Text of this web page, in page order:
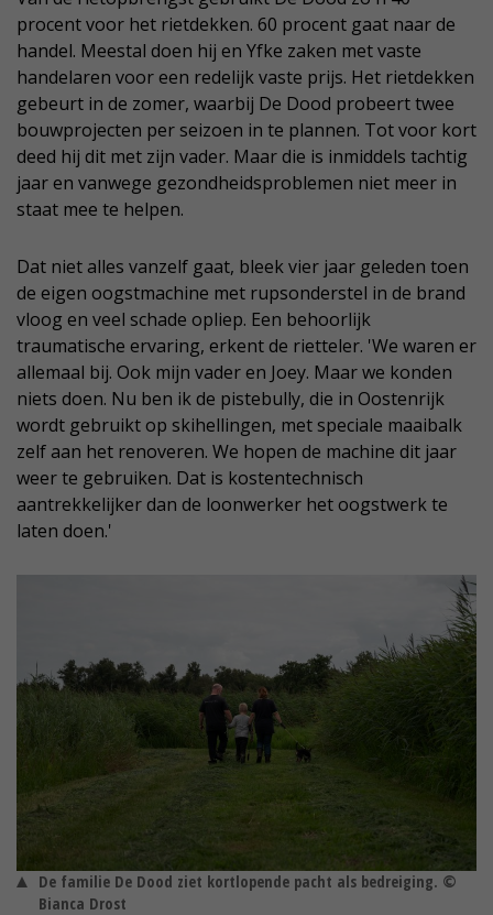
procent voor het rietdekken. 60 procent gaat naar de
handel. Meestal doen hij en Yfke zaken met vaste
handelaren voor een redelijk vaste prijs. Het rietdekken
gebeurt in de zomer, waarbij De Dood probeert twee
bouwprojecten per seizoen in te plannen. Tot voor kort
deed hij dit met zijn vader. Maar die is inmiddels tachtig
jaar en vanwege gezondheidsproblemen niet meer in
staat mee te helpen.
Dat niet alles vanzelf gaat, bleek vier jaar geleden toen
de eigen oogstmachine met rupsonderstel in de brand
vloog en veel schade opliep. Een behoorlijk
traumatische ervaring, erkent de rietteler. 'We waren er
allemaal bij. Ook mijn vader en Joey. Maar we konden
niets doen. Nu ben ik de pistebully, die in Oostenrijk
wordt gebruikt op skihellingen, met speciale maaibalk
zelf aan het renoveren. We hopen de machine dit jaar
weer te gebruiken. Dat is kostentechnisch
aantrekkelijker dan de loonwerker het oogstwerk te
laten doen.'
De familie De Dood ziet kortlopende pacht als bedreiging. ©
Bianca Drost